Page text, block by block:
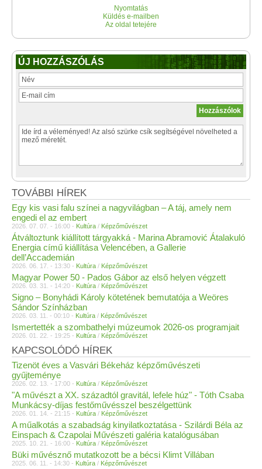
Nyomtatás
Küldés e-mailben
Az oldal tetejére
ÚJ HOZZÁSZÓLÁS
TOVÁBBI HÍREK
Egy kis vasi falu színei a nagyvilágban – A táj, amely nem
engedi el az embert
2026. 07. 07. - 16:00 - Kultúra / Képzőművészet
Átváltoztunk kiállított tárgyakká - Marina Abramović Átalakuló
Energia című kiállítása Velencében, a Gallerie
dell’Accademián
2026. 06. 17. - 13:30 - Kultúra / Képzőművészet
Magyar Power 50 - Pados Gábor az első helyen végzett
2026. 03. 31. - 14:20 - Kultúra / Képzőművészet
Signo – Bonyhádi Károly kötetének bemutatója a Weöres
Sándor Színházban
2026. 03. 11. - 00:10 - Kultúra / Képzőművészet
Ismertették a szombathelyi múzeumok 2026-os programjait
2026. 01. 22. - 19:25 - Kultúra / Képzőművészet
KAPCSOLÓDÓ HÍREK
Tizenöt éves a Vasvári Békeház képzőművészeti
gyűjteménye
2026. 02. 13. - 17:00 - Kultúra / Képzőművészet
"A művészt a XX. századtól gravitál, lefele húz" - Tóth Csaba
Munkácsy-díjas festőművésszel beszélgettünk
2026. 01. 14. - 21:15 - Kultúra / Képzőművészet
A műalkotás a szabadság kinyilatkoztatása - Szilárdi Béla az
Einspach & Czapolai Művészeti galéria katalógusában
2025. 10. 21. - 16:00 - Kultúra / Képzőművészet
Büki művésznő mutatkozott be a bécsi Klimt Villában
2025. 06. 11. - 14:30 - Kultúra / Képzőművészet